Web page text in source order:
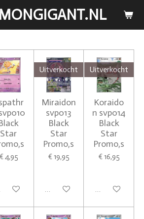
Star
€ 4,95
winkelwagen
Uitverkocht
Miraidon
svp013
Black
Star
Promo,s
€ 19,95
Houd mij op de hoogte
Uitverkocht
Koraido
n svp014
Black
Star
Promo,s
€ 16,95
Houd mij op